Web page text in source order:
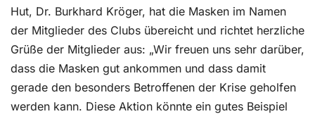
Hut, Dr. Burkhard Kröger, hat die Masken im Namen
der Mitglieder des Clubs übereicht und richtet herzliche
Grüße der Mitglieder aus: „Wir freuen uns sehr darüber,
dass die Masken gut ankommen und dass damit
gerade den besonders Betroffenen der Krise geholfen
werden kann. Diese Aktion könnte ein gutes Beispiel